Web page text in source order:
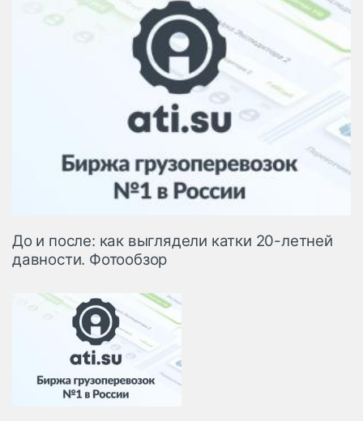
Автосервис,
запчасти, шины
Топливо, масла и
автохимия
До и после: как выглядели катки 20-летней
давности. Фотообзор